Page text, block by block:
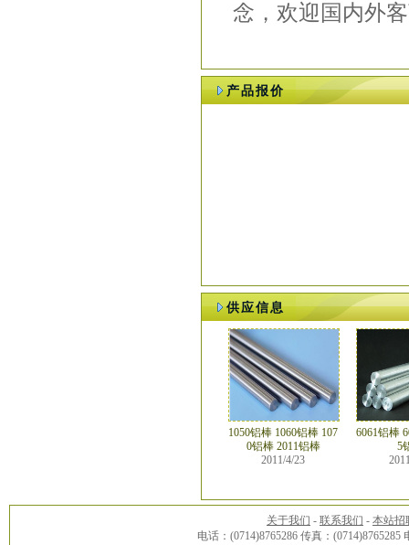
念，欢迎国内外
产品报价
供应信息
1050铝棒 1060铝棒 107
0铝棒 2011铝棒
2011/4/23
6061铝棒
5
关于我们 - 联系我们 - 本站招
电话：(0714)8765286 传真：(0714)8765285